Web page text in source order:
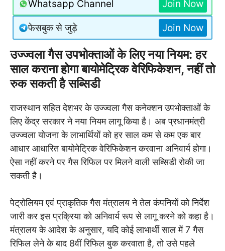
Whatsapp Channel Join Now
फेसबुक से जुड़े Join Now
उज्ज्वला गैस उपभोक्ताओं के लिए नया नियम: हर
साल कराना होगा बायोमेट्रिक वेरिफिकेशन, नहीं तो
रुक सकती है सब्सिडी
राजस्थान सहित देशभर के उज्ज्वला गैस कनेक्शन उपभोक्ताओं के
लिए केंद्र सरकार ने नया नियम लागू किया है। अब प्रधानमंत्री
उज्ज्वला योजना के लाभार्थियों को हर साल कम से कम एक बार
आधार आधारित बायोमेट्रिक वेरिफिकेशन करवाना अनिवार्य होगा।
ऐसा नहीं करने पर गैस रिफिल पर मिलने वाली सब्सिडी रोकी जा
सकती है।
पेट्रोलियम एवं प्राकृतिक गैस मंत्रालय ने तेल कंपनियों को निर्देश
जारी कर इस प्रक्रिया को अनिवार्य रूप से लागू करने को कहा है।
मंत्रालय के आदेश के अनुसार, यदि कोई लाभार्थी साल में 7 गैस
रिफिल लेने के बाद 8वीं रिफिल बुक करवाता है, तो उसे पहले